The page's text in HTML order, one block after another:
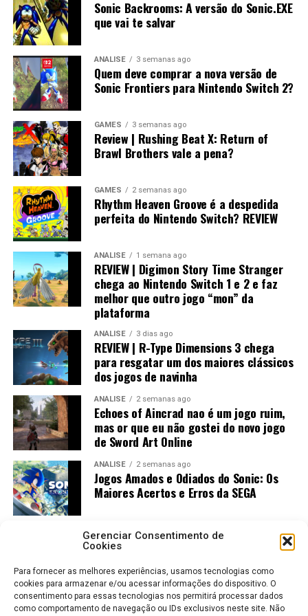
Gerenciar Consentimento de
Cookies
Para fornecer as melhores experiências, usamos tecnologias como
cookies para armazenar e/ou acessar informações do dispositivo. O
consentimento para essas tecnologias nos permitirá processar dados
como comportamento de navegação ou IDs exclusivos neste site. Não
Sonic Backrooms: A versão do Sonic.EXE
que vai te salvar
ANÁLISE 3 semanas ago
Quem deve comprar a nova versão de
Sonic Frontiers para Nintendo Switch 2?
GAMES 3 semanas ago
Review | Rushing Beat X: Return of
Brawl Brothers vale a pena?
GAMES 2 semanas ago
Rhythm Heaven Groove é a despedida
perfeita do Nintendo Switch? REVIEW
ANÁLISE 1 semana ago
REVIEW | Digimon Story Time Stranger
chega ao Nintendo Switch 1 e 2 e faz
melhor que outro jogo “mon” da
plataforma
ANÁLISE 3 dias ago
REVIEW | R-Type Dimensions 3 chega
para resgatar um dos maiores clássicos
dos jogos de navinha
ANÁLISE 2 semanas ago
Echoes of Aincrad nao é um jogo ruim,
mas or que eu não gostei do novo jogo
de Sword Art Online
ANÁLISE 2 semanas ago
Jogos Amados e Odiados do Sonic: Os
Maiores Acertos e Erros da SEGA